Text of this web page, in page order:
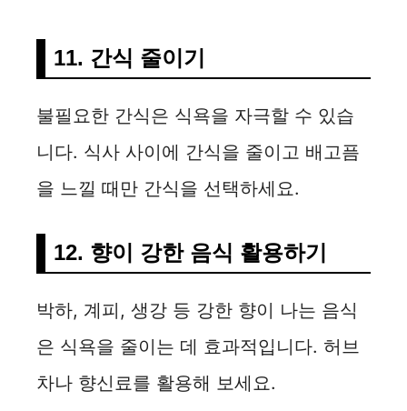
11. 간식 줄이기
불필요한 간식은 식욕을 자극할 수 있습
니다. 식사 사이에 간식을 줄이고 배고픔
을 느낄 때만 간식을 선택하세요.
12. 향이 강한 음식 활용하기
박하, 계피, 생강 등 강한 향이 나는 음식
은 식욕을 줄이는 데 효과적입니다. 허브
차나 향신료를 활용해 보세요.